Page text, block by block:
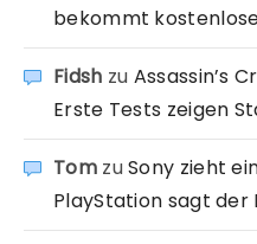
bekommt
Fidsh zu Assassin’s
Erste Tests zeigen
TomzuSony zieht
PlayStation sagt der